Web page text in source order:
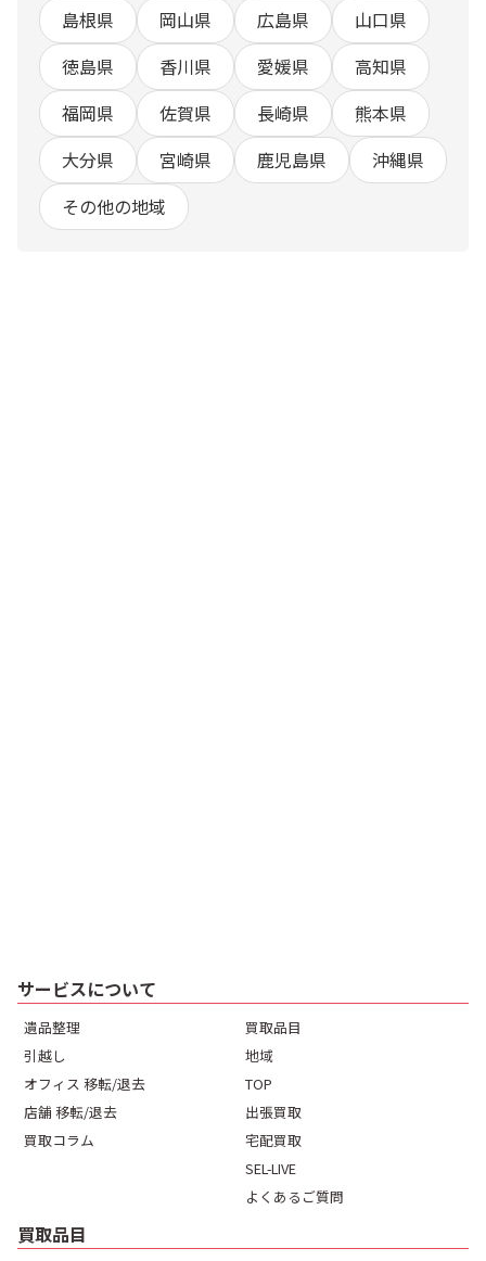
島根県
岡山県 広島県
山口県
徳島県
香川県 愛媛県
高知県
福岡県
佐賀県 長崎県
熊本県
大分県
宮崎県 鹿児島県
沖縄県
その他の地域
サービスについて
遺品整理
引越し
オフィス 移転/退去
店舗 移転/退去
買取コラム
買取品目
地域
TOP
出張買取
宅配買取
SEL-LIVE
よくあるご質問
買取品目